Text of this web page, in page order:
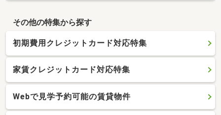
その他の特集から探す
初期費用クレジットカード対応特集
家賃クレジットカード対応特集
Webで見学予約可能の賃貸物件